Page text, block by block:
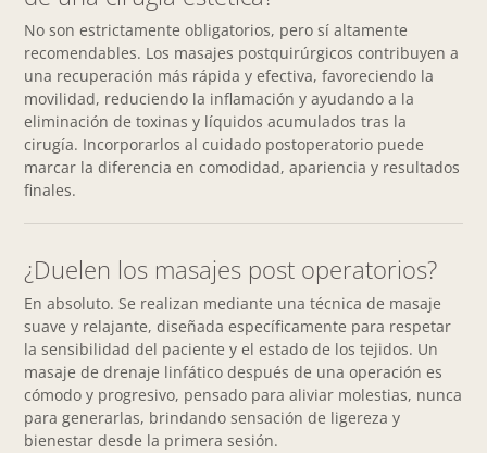
No son estrictamente obligatorios, pero sí altamente
recomendables. Los masajes postquirúrgicos contribuyen a
una recuperación más rápida y efectiva, favoreciendo la
movilidad, reduciendo la inflamación y ayudando a la
eliminación de toxinas y líquidos acumulados tras la
cirugía. Incorporarlos al cuidado postoperatorio puede
marcar la diferencia en comodidad, apariencia y resultados
finales.
¿Duelen los masajes post operatorios?
En absoluto. Se realizan mediante una técnica de masaje
suave y relajante, diseñada específicamente para respetar
la sensibilidad del paciente y el estado de los tejidos. Un
masaje de drenaje linfático después de una operación es
cómodo y progresivo, pensado para aliviar molestias, nunca
para generarlas, brindando sensación de ligereza y
bienestar desde la primera sesión.